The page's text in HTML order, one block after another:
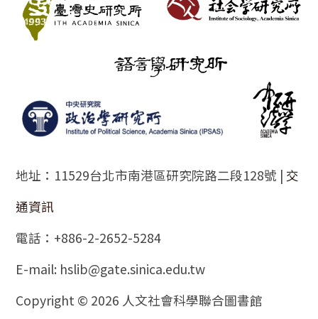
地址：11529台北市南港區研究院路二段128號 | 交
通資訊
電話：+886-2-2652-5284
E-mail: hslib@gate.sinica.edu.tw
Copyright © 2026 人文社會科學聯合圖書館